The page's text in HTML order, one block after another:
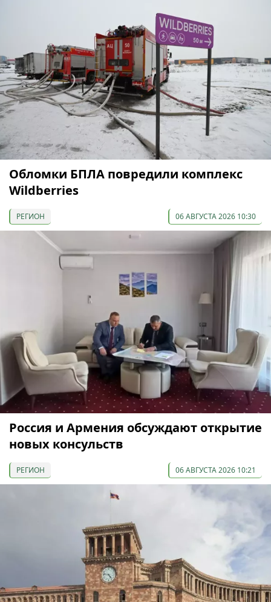
Обломки БПЛА повредили комплекс
Wildberries
РЕГИОН 06 АВГУСТА 2026 10:30
Россия и Армения обсуждают открытие
новых консульств
РЕГИОН 06 АВГУСТА 2026 10:21